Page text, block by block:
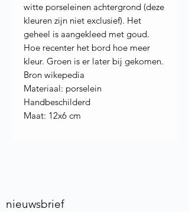
witte porseleinen achtergrond (deze
kleuren zijn niet exclusief). Het
geheel is aangekleed met goud.
Hoe recenter het bord hoe meer
kleur. Groen is er later bij gekomen.
Bron wikepedia
Materiaal: porselein
Handbeschilderd
Maat: 12x6 cm
nieuwsbrief